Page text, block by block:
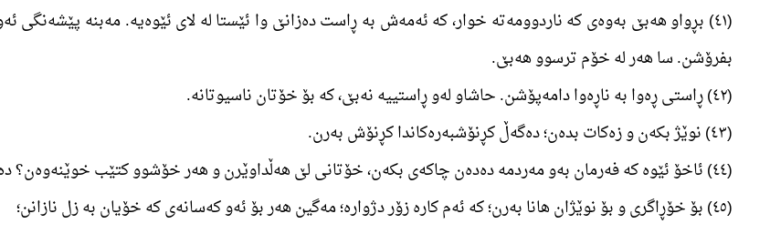
(٤١) بڕواو ھەبێ بەوەی کە ناردوومەتە خوار، کە ئەمەش بە ڕاست دەزانێ وا ئێستا لە لای ئێوەیە. مەبنە
بفرۆشن. سا ھەر لە خۆم ترسوو ھەبێ.
(٤٢) ڕاستی ڕەوا بە ناڕەوا دامەپۆشن. حاشاو لەو ڕاستییە نەبێ، کە بۆ خۆتان ناسیوتانە.
(٤٣) نوێژ بکەن و زەکات بدەن؛ دەگەڵ کڕنۆشبەرەکاندا کڕنۆش بەرن.
(٤٤) ئاخۆ ئێوە کە فەرمان بەو مەردمە دەدەن چاکەی بکەن، خۆتانی لێ هەڵداوێرن و هەر خۆشوو کتێب خوێنەوەن؟ دەسا چیتانە تێ ناگەن؟
(٤٥) بۆ خۆڕاگری و بۆ نوێژان ھانا بەرن؛ کە ئەم کارە زۆر دژوارە؛ مەگین ھەر بۆ ئەو کەسانەی کە خۆیان بە زل نازانن؛